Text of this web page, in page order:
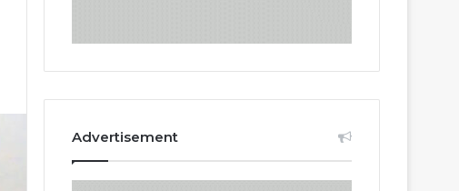
Advertisement